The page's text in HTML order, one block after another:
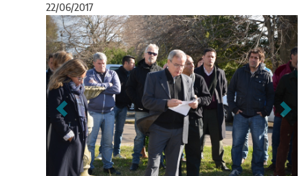
22/06/2017
Anterior